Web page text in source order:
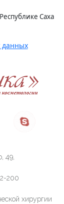
Саха
данных
49,
200
хирургии